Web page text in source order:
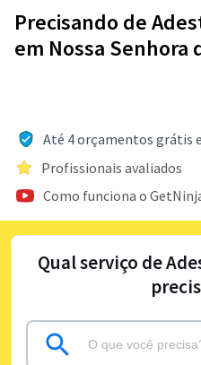
Precisando de
em Nossa Senhora
Até 4 orçamentos grátis
Profissionais avaliados
Como funciona o
Qual serviço de